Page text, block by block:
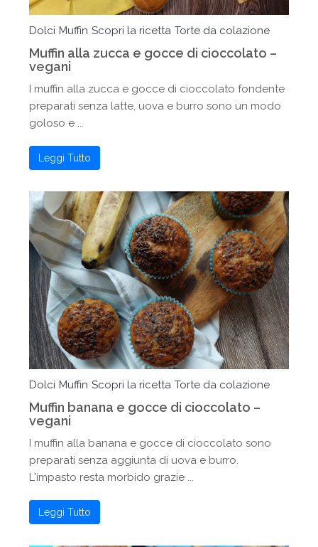
Dolci Muffin Scopri la ricetta Torte da colazione
Muffin alla zucca e gocce di cioccolato –
vegani
I muffin alla zucca e gocce di cioccolato fondente
preparati senza latte, uova e burro sono un modo
goloso e ...
Leggi Tutto
Dolci Muffin Scopri la ricetta Torte da colazione
Muffin banana e gocce di cioccolato –
vegani
I muffin alla banana e gocce di cioccolato sono
preparati senza aggiunta di uova e burro.
L'impasto resta morbido grazie ...
Leggi Tutto